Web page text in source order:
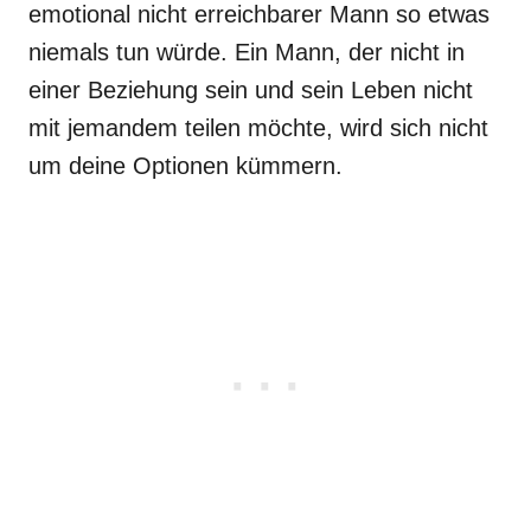
emotional nicht erreichbarer Mann so etwas
niemals tun würde. Ein Mann, der nicht in
einer Beziehung sein und sein Leben nicht
mit jemandem teilen möchte, wird sich nicht
um deine Optionen kümmern.